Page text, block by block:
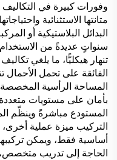
وفورات كبيرة في
متانتها الاستثنائية
البدائل البلاستيكية أو
سنواتٍ عديدةً من
تنهار هيكليًّا، ما يلغي
الفائقة على تحمل
المساحة الرأسية المخصصة
بأمان على مستويات
المستودع مباشرةً وينظّم
التركيب ميزة عملية
أساسية فقط، ويمكن
الحاجة إلى تدريب متخصص،